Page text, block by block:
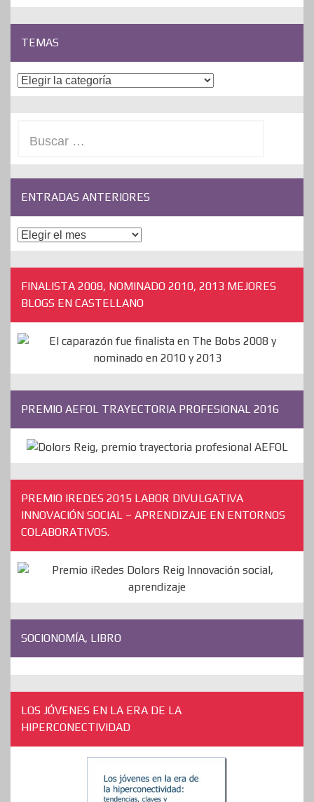
TEMAS
Temas
ENTRADAS ANTERIORES
ENTRADAS
ANTERIORES
FINALISTA 2008, NOMINADO 2010, 2013 MEJORES
BLOGS EN CASTELLANO
PREMIO AEFOL TRAYECTORIA PROFESIONAL 2016
PREMIO IREDES 2015 LABOR DIVULGATIVA
INNOVACIÓN SOCIAL – APRENDIZAJE EN ENTORNOS
COLABORATIVOS.
SOCIONOMÍA, LIBRO
LOS JÓVENES EN LA ERA DE LA
HIPERCONECTIVIDAD